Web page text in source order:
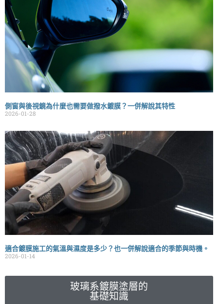
側窗與後視鏡為什麼也需要做撥水鍍膜？一併解說其特性
2026-01-28
適合鍍膜施工的氣溫與濕度是多少？也一併解說適合的季節與時機。
2026-01-14
玻璃系鍍膜塗層的
基礎知識